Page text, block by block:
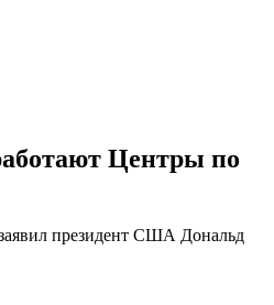
Центры по
президент США Дональд